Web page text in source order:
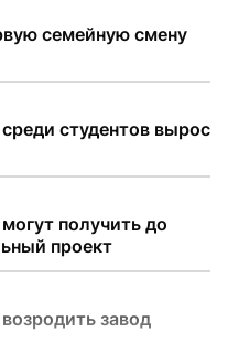
семейную смену
студентов вырос
получить до
проект
завод